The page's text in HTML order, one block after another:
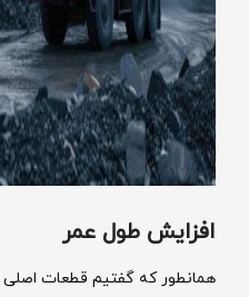
افزایش طول عمر
همانطور که گفتیم قطعات اصلی و